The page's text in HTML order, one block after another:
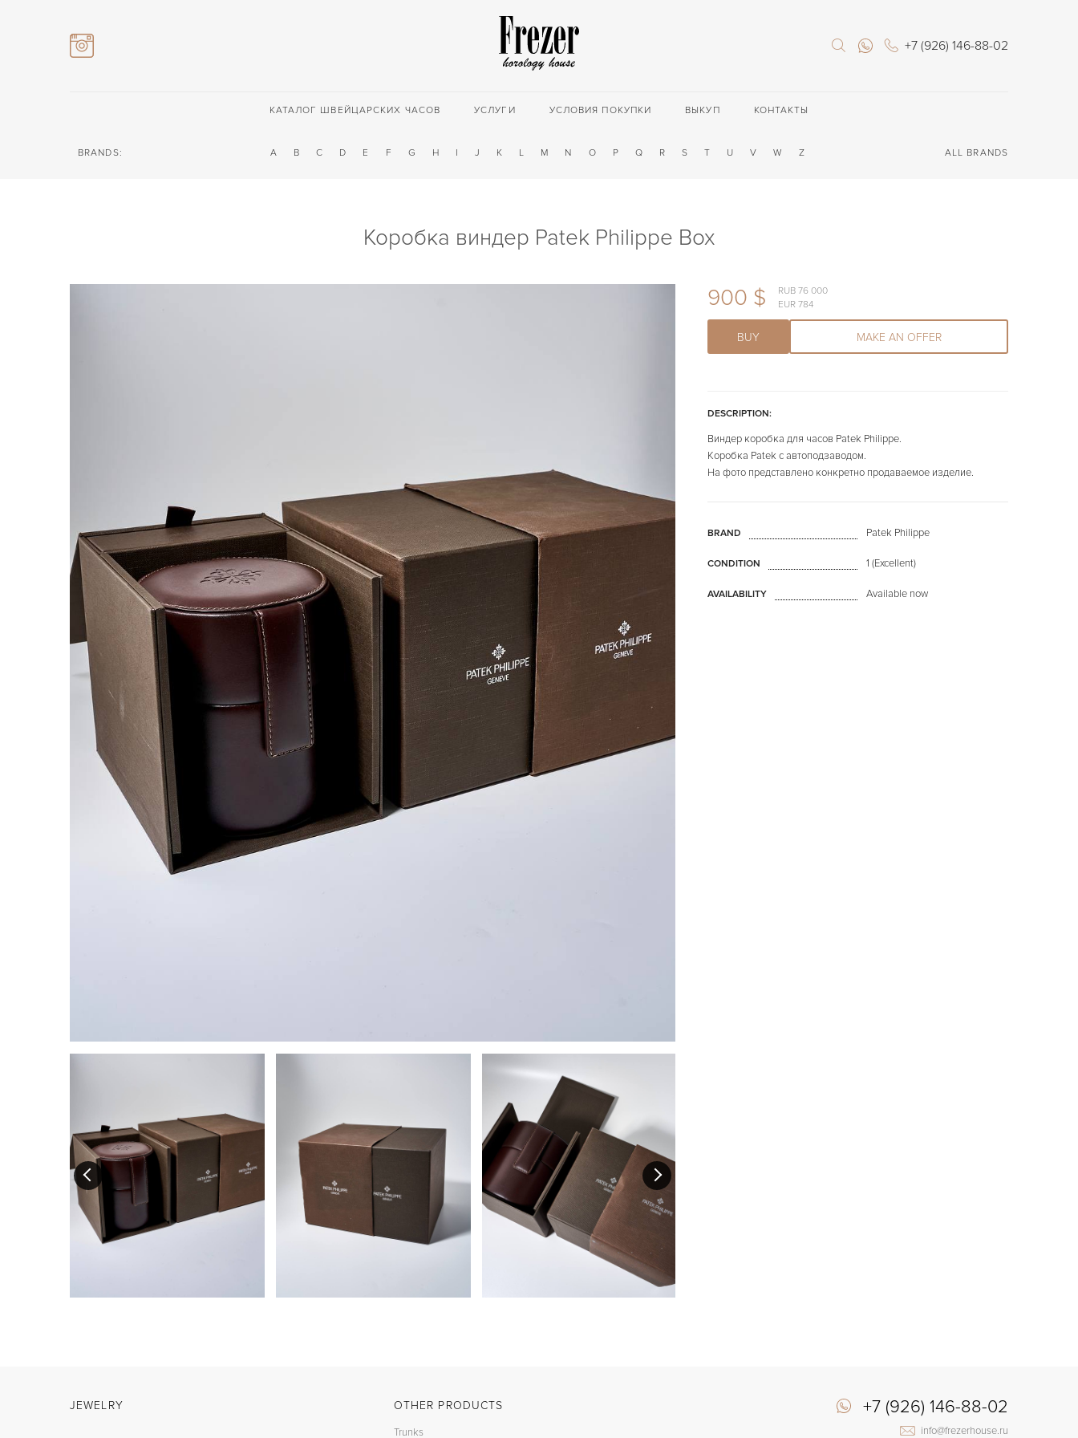
+7 (926) 146-88-02
КАТАЛОГ ШВЕЙЦАРСКИХ ЧАСОВ УСЛУГИ УСЛОВИЯ ПОКУПКИ ВЫКУП КОНТАКТЫ
BRANDS: A B C D E F G H I J K L M N O P Q R S T U V W Z ALL BRANDS
Коробка виндер Patek Philippe Box
900 $
RUB 76 000
EUR 784
BUY MAKE AN OFFER
DESCRIPTION:
Виндер коробка для часов Patek Philippe.
Коробка Patek с автоподзаводом.
На фото представлено конкретно продаваемое изделие.
BRAND Patek Philippe
CONDITION 1 (Excellent)
AVAILABILITY Available now
JEWELRY OTHER PRODUCTS
Trunks
+7 (926) 146-88-02
info@frezerhouse.ru